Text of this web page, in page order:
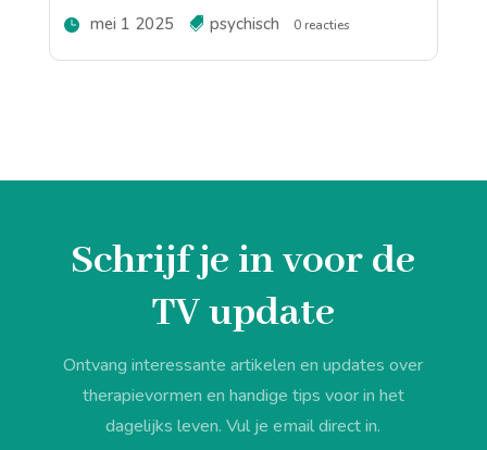
mei 1 2025 psychisch 0 reacties
Schrijf je in voor de
TV update
Ontvang interessante artikelen en updates over
therapievormen en handige tips voor in het
dagelijks leven. Vul je email direct in.